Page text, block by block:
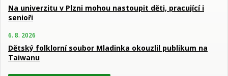
Na univerzitu v Plzni mohou nastoupit děti, pracující i
senioři
6. 8. 2026
Dětský folklorní soubor Mladinka okouzlil publikum na
Taiwanu